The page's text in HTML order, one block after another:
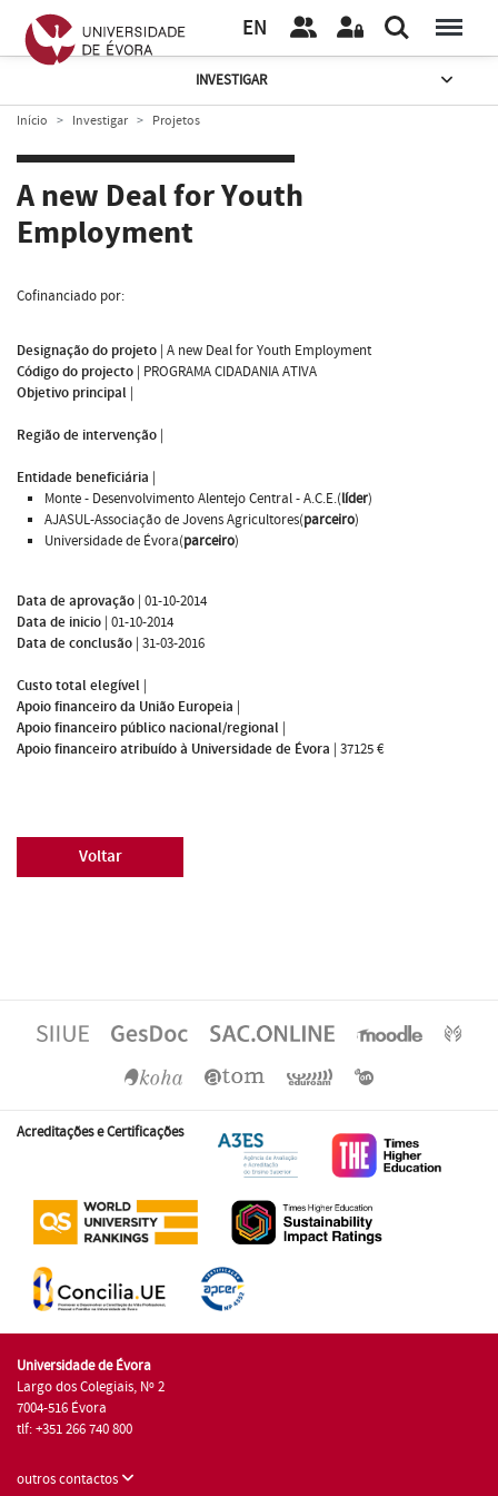
EN
INVESTIGAR
Início Investigar Projetos
A new Deal for Youth
Employment
Cofinanciado por:
Designação do projeto | A new Deal for Youth Employment
Código do projecto | PROGRAMA CIDADANIA ATIVA
Objetivo principal |
Região de intervenção |
Entidade beneficiária |
Monte - Desenvolvimento Alentejo Central - A.C.E.(líder)
AJASUL-Associação de Jovens Agricultores(parceiro)
Universidade de Évora(parceiro)
Data de aprovação | 01-10-2014
Data de inicio | 01-10-2014
Data de conclusão | 31-03-2016
Custo total elegível |
Apoio financeiro da União Europeia |
Apoio financeiro público nacional/regional |
Apoio financeiro atribuído à Universidade de Évora | 37125 €
Voltar
Acreditações e Certificações
Universidade de Évora
Largo dos Colegiais, Nº 2
7004-516 Évora
tlf: +351 266 740 800
outros contactos